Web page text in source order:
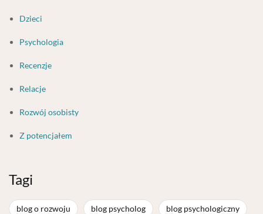
Dzieci
Psychologia
Recenzje
Relacje
Rozwój osobisty
Z potencjałem
Tagi
blog o rozwoju blog psycholog blog psychologiczny